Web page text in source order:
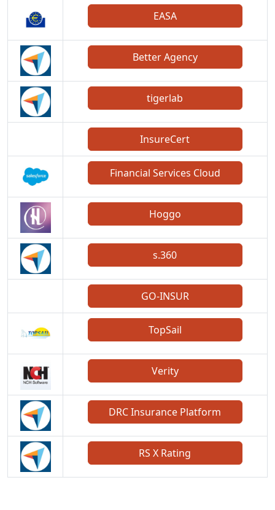
EASA
Better Agency
tigerlab
InsureCert
Financial Services Cloud
Hoggo
s.360
GO-INSUR
TopSail
Verity
DRC Insurance Platform
RS X Rating